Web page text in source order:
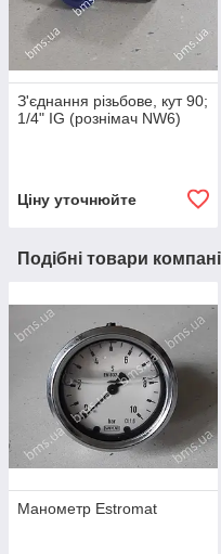
З'єднання різьбове, кут 90;
1/4" IG (рознімач NW6)
Ціну уточнюйте
Подібні товари
Манометр Estromat